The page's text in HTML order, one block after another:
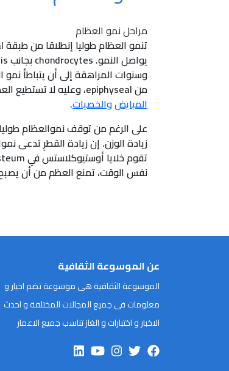
مراحل نمو العظام
من epiphyseal، وعليه لا تستطيع العظام النمو طوليا. يتم التحكم بنمو العظام بواسطة
المبايضوالخصيات.
على الرغم من توقف نموالعظام
نفس الوقت، تمنع العظم من أن
عن الموسوعة الثقافية
الموسوعة الثقافية هى موسوعة تضم اخبار و
معلومات فى جميع المجالات المختلفة و احدث
الاخبار و اختبارات و الغاز تناسب جميع الاعمار